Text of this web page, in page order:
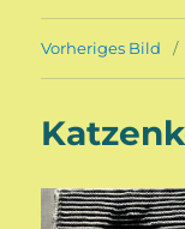
Vorheriges Bild